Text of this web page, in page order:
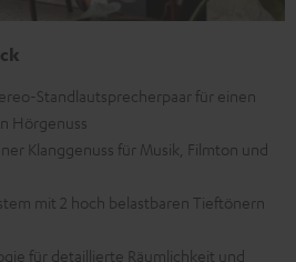
Standlautsprecherpaar für einen
Hörgenuss
Klanggenuss für Musik, Filmton und
mit 2 hoch belastbaren Tieftönern
für detaillierte Räumlichkeit und